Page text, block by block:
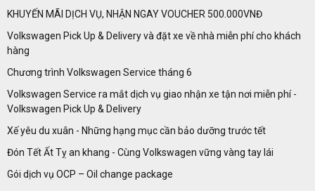
KHUYẾN MÃI DỊCH VỤ, NHẬN NGAY VOUCHER 500.000VNĐ
Volkswagen Pick Up & Delivery và đặt xe về nhà miễn phí cho khách
hàng
Chương trình Volkswagen Service tháng 6
Volkswagen Service ra mắt dịch vụ giao nhận xe tận nơi miễn phí -
Volkswagen Pick Up & Delivery
Xế yêu du xuân - Những hạng mục cần bảo dưỡng trước tết
Đón Tết Ất Tỵ an khang - Cùng Volkswagen vững vàng tay lái
Gói dịch vụ OCP – Oil change package